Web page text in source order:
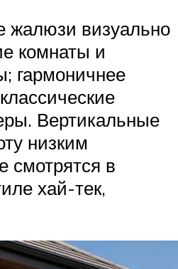
жалюзи визуально
комнаты и
гармоничнее
Вертикальные
низким
смотрятся в
хай-тек,